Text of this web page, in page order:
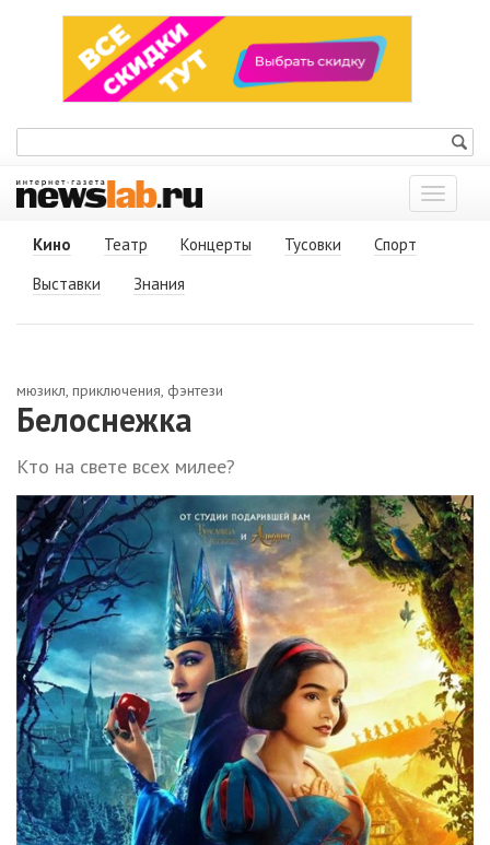
Показать
меню
Кино
Театр Концерты Тусовки
Спорт
Выставки
Знания
мюзикл, приключения, фэнтези
Белоснежка
Кто на свете всех милее?